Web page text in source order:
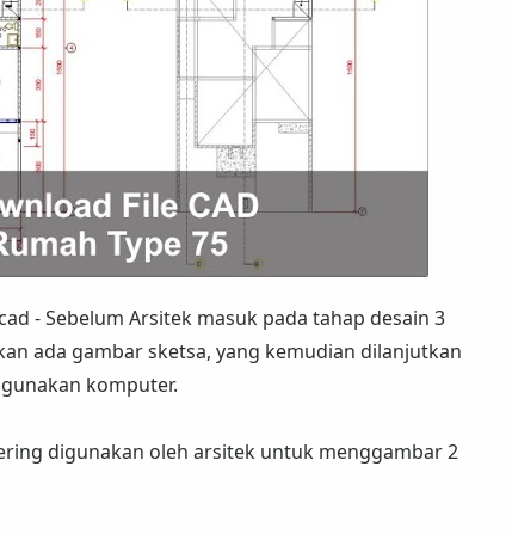
- Sebelum Arsitek masuk pada tahap desain 3
ada gambar sketsa, yang kemudian dilanjutkan
komputer.
digunakan oleh arsitek untuk menggambar 2